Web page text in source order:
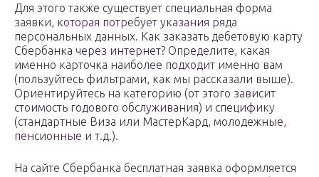
Для этого также существует специальная форма
заявки, которая потребует указания ряда
персональных данных. Как заказать дебетовую карту
Сбербанка через интернет? Определите, какая
именно карточка наиболее подходит именно вам
(пользуйтесь фильтрами, как мы рассказали выше).
Ориентируйтесь на категорию (от этого зависит
стоимость годового обслуживания) и специфику
(стандартные Виза или МастерКард, молодежные,
пенсионные и т.д.).
На сайте Сбербанка бесплатная заявка оформляется